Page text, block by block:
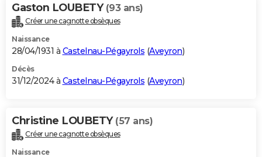
Carte de Noël
Carte Bonne année
Carte Saint-Valentin
Carte Pâques
Carte d'anniversaire
DICTIONNAIRE
Dictionnaire
Biographies
Citations
Expressions
Proverbes
PROGRAMME TV
S'inscrire
Se connecter
Lycées
Collèges
Primaires
Universités
Entreprises
Service militaire
Avis de recherche
AVIS DE DÉCÈS
Bricolage
Lifestyle
Culture
Sport
Auto
Television
Voyage
Cinema
Gaston LOUBETY (93 ans)
Créer une cagnotte obsèques
Naissance
28/04/1931 à Castelnau-Pégayrols (Aveyron)
Décès
31/12/2024 à Castelnau-Pégayrols (Aveyron)
Christine LOUBETY (57 ans)
Créer une cagnotte obsèques
Naissance